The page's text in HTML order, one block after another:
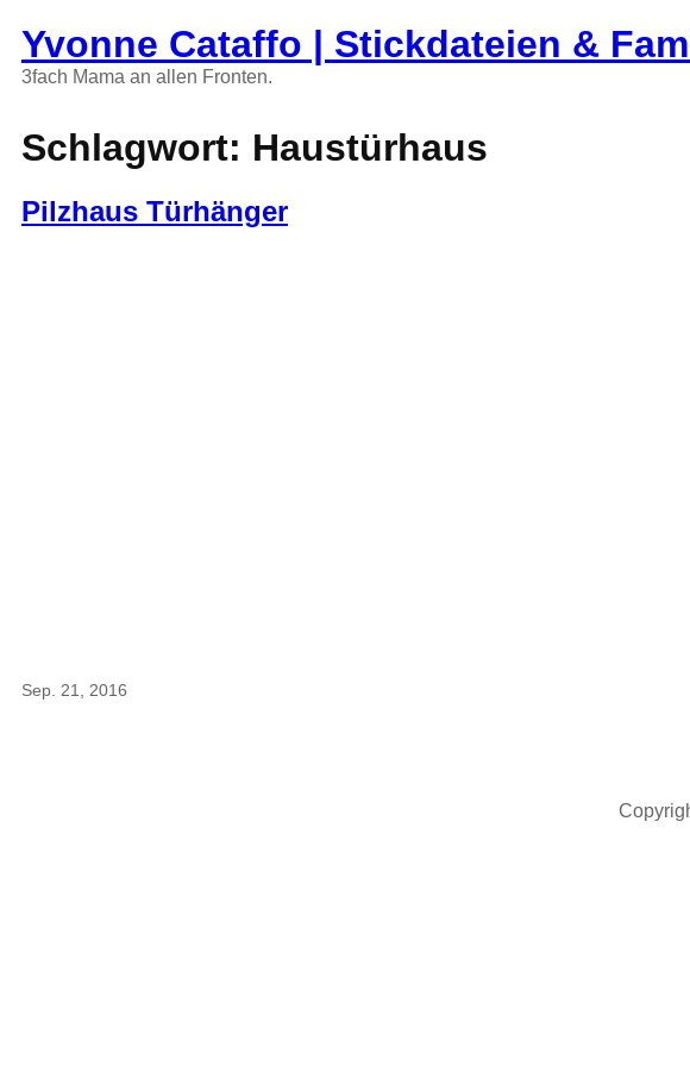
Inhalt
springen
Yvonne Cataffo | Stickdateien &
3fach Mama an allen Fronten.
Schlagwort: Haustürhaus
Pilzhaus Türhänger
Sep. 21, 2016